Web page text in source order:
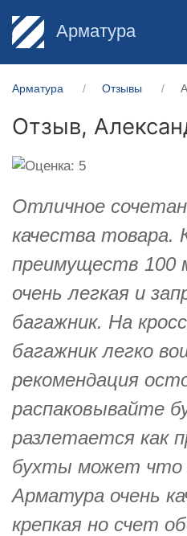
Арматура
Арматура Отзывы
Отзыв,
Отличное
качества товара.
преимуществ 100
очень легкая и
багажник. На
багажник легко
рекомендация
распаковывайте
разлетается как
бухты может что
Арматура очень
крепкая но счет